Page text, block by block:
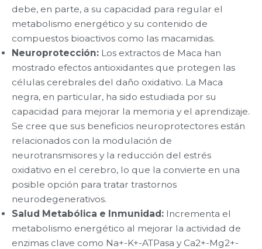
debe, en parte, a su capacidad para regular el
metabolismo energético y su contenido de
compuestos bioactivos como las macamidas.
Neuroprotección: Los extractos de Maca han
mostrado efectos antioxidantes que protegen las
células cerebrales del daño oxidativo. La Maca
negra, en particular, ha sido estudiada por su
capacidad para mejorar la memoria y el aprendizaje.
Se cree que sus beneficios neuroprotectores están
relacionados con la modulación de
neurotransmisores y la reducción del estrés
oxidativo en el cerebro, lo que la convierte en una
posible opción para tratar trastornos
neurodegenerativos.
Salud Metabólica e Inmunidad: Incrementa el
metabolismo energético al mejorar la actividad de
enzimas clave como Na+-K+-ATPasa y Ca2+-Mg2+-